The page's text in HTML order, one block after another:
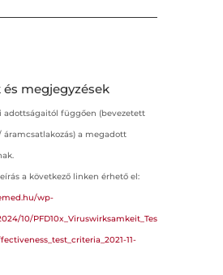
megjegyzések
adottságaitól függően (bevezetett
áramcsatlakozás) a megadott
a következő linken érhető el:
wp-
10/PFD10x_Viruswirksamkeit_Tes
11-